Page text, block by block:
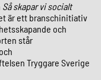
Så skapar vi socialt
är ett branschinitiativ
och
står
Tryggare Sverige